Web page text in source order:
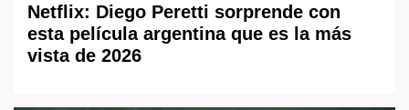
Netflix: Diego Peretti sorprende con
esta película argentina que es la más
vista de 2026